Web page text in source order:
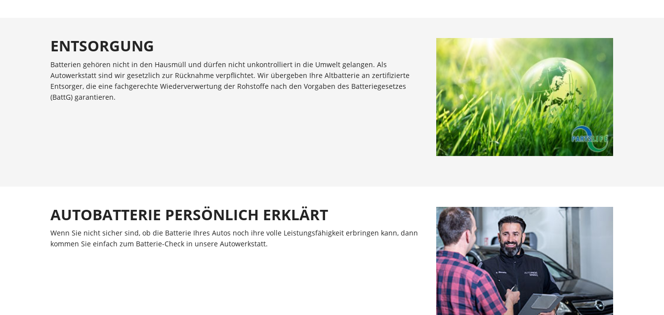
ENTSORGUNG
Batterien gehören nicht in den Hausmüll und dürfen nicht unkontrolliert in die Umwelt gelangen. Als
Autowerkstatt sind wir gesetzlich zur Rücknahme verpflichtet. Wir übergeben Ihre Altbatterie an zertifizierte
Entsorger, die eine fachgerechte Wiederverwertung der Rohstoffe nach den Vorgaben des Batteriegesetzes
(BattG) garantieren.
AUTOBATTERIE PERSÖNLICH ERKLÄRT
Wenn Sie nicht sicher sind, ob die Batterie Ihres Autos noch ihre volle Leistungsfähigkeit erbringen kann, dann
kommen Sie einfach zum Batterie-Check in unsere Autowerkstatt.